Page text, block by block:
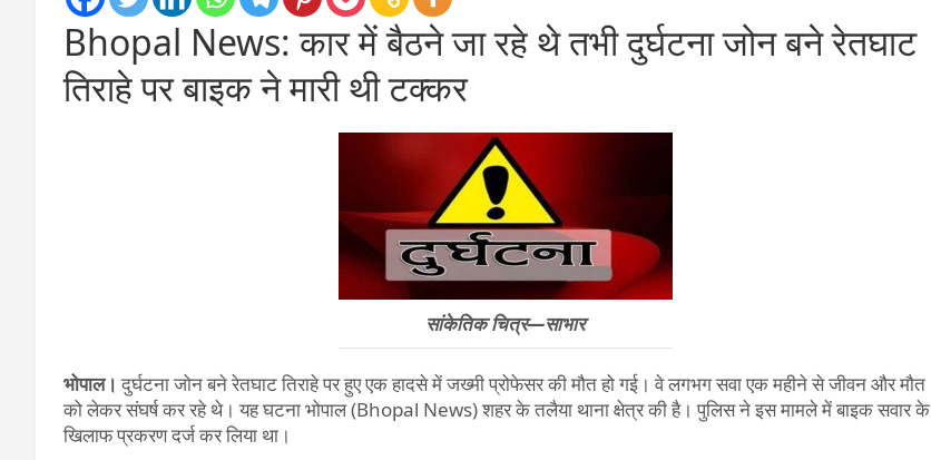
Bhopal News: कार में बैठने जा रहे थे तभी दुर्घटना जोन बने रेतघाट
तिराहे पर बाइक ने मारी थी टक्कर
सांकेतिक चित्र—साभार
भोपाल। दुर्घटना जोन बने रेतघाट तिराहे पर हुए एक हादसे में जख्मी प्रोफेसर की मौत हो गई। वे लगभग सवा एक महीने से जीवन और मौत
को लेकर संघर्ष कर रहे थे। यह घटना भोपाल (Bhopal News) शहर के तलैया थाना क्षेत्र की है। पुलिस ने इस मामले में बाइक सवार के
खिलाफ प्रकरण दर्ज कर लिया था।